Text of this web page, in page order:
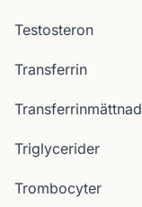
Testosteron
Transferrin
Transferrinmättnad
Triglycerider
Trombocyter